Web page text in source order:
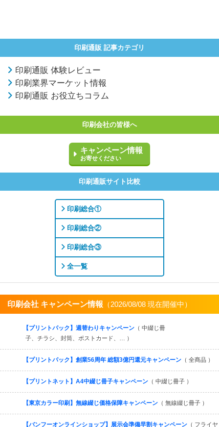
印刷通販 記事カテゴリ
印刷通販 体験レビュー
印刷業界マーケット情報
印刷通販 お役立ちコラム
印刷会社の皆様へ
キャンペーン情報
お寄せください
印刷通販サイト比較
印刷総合①
印刷総合②
印刷総合③
全一覧
印刷会社 キャンペーン情報 （2026/08/08 現在開催中）
【プリントパック】週替わりキャンペーン （ 中綴じ冊
子、チラシ、封筒、ポストカード、… ）
【プリントパック】創業56周年 総額3億円還元キャンペーン （ 全商品 ）
【プリントネット】A4中綴じ冊子キャンペーン （ 中綴じ冊子 ）
【東京カラー印刷】無線綴じ価格保障キャンペーン （ 無線綴じ冊子 ）
【バンフーオンラインショップ】展示会準備早割キャンペーン （ フライヤ